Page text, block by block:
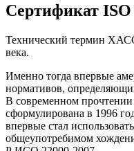
Сертификат ISO
Технический термин
века.
Именно тогда впервые
нормативов,
В современном
сформулирована в 1996
впервые стал
общеупотребимом